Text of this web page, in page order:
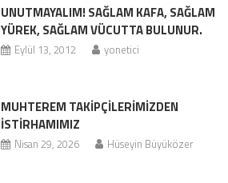
UNUTMAYALIM! SAĞLAM KAFA, SAĞLAM
YÜREK, SAĞLAM VÜCUTTA BULUNUR.
Eylül 13, 2012 yonetici
MUHTEREM TAKİPÇİLERİMİZDEN
İSTİRHAMIMIZ
Nisan 29, 2026 Hüseyin Büyüközer